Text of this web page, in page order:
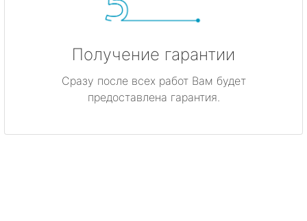
Получение гарантии
Сразу после всех работ Вам будет
предоставлена гарантия.